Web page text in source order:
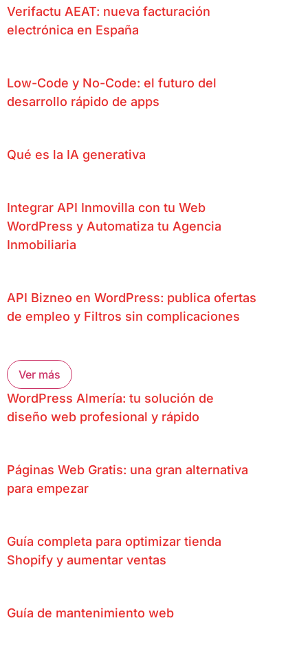
Verifactu AEAT: nueva facturación
electrónica en España
Low-Code y No-Code: el futuro del
desarrollo rápido de apps
Qué es la IA generativa
Integrar API Inmovilla con tu Web
WordPress y Automatiza tu Agencia
Inmobiliaria
API Bizneo en WordPress: publica ofertas
de empleo y Filtros sin complicaciones
Ver más
WordPress Almería: tu solución de
diseño web profesional y rápido
Páginas Web Gratis: una gran alternativa
para empezar
Guía completa para optimizar tienda
Shopify y aumentar ventas
Guía de mantenimiento web